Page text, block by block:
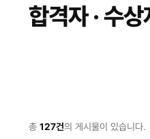
합격자 · 수상
총 127건의 게시물이 있습니다.